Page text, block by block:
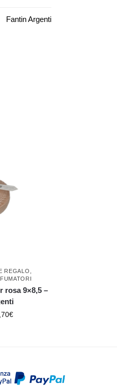
Fantin Argenti
REGALO ,
rosa 9×8,5 –
€